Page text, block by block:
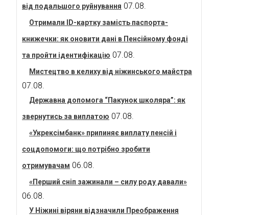
від подальшого руйнування 07.08.
Отримали ID-картку замість паспорта-
книжечки: як оновити дані в Пенсійному фонді
та пройти ідентифікацію 07.08.
Мистецтво в келиху від ніжинського майстра
07.08.
Державна допомога “Пакунок школяра”: як
звернутись за виплатою 07.08.
«Укрексімбанк» припиняє виплату пенсій і
соцдопомоги: що потрібно зробити
отримувачам 06.08.
«Перший сніп зажинали – силу роду давали»
06.08.
У Ніжині віряни відзначили Преображення